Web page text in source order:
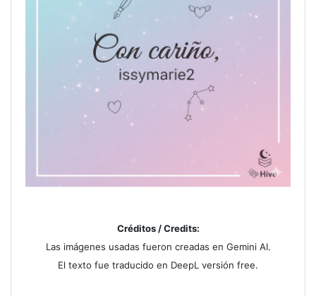
Créditos / Credits:
Las imágenes usadas fueron creadas en Gemini AI.
El texto fue traducido en DeepL versión free.